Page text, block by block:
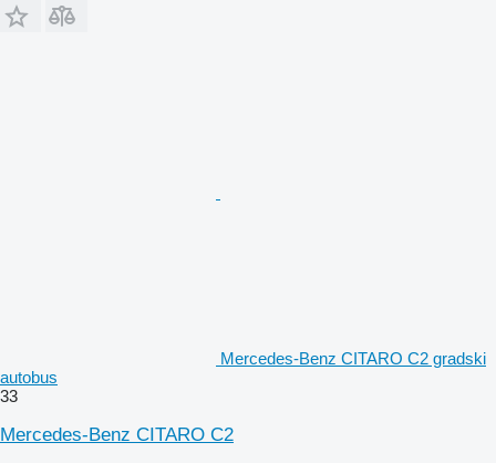
Mercedes-Benz CITARO C2 gradski
autobus
33
Mercedes-Benz CITARO C2